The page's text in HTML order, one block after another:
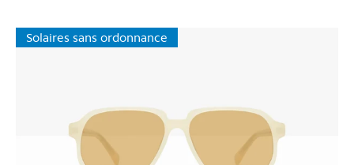
Solaires sans ordonnance